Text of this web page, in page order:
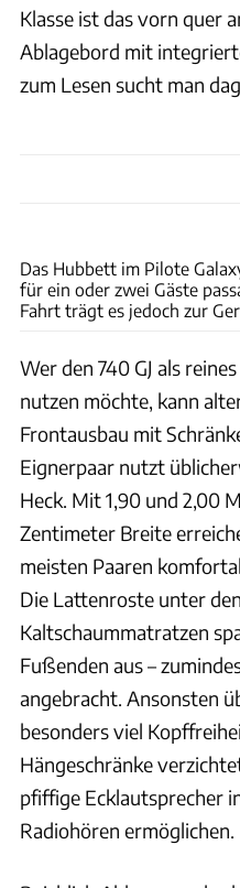
Klasse ist das vorn quer
Ablagebord mit
zum Lesen sucht man
Das Hubbett im Pilote
für ein oder zwei Gäste
Fahrt trägt es jedoch zur
Wer den 740 GJ als
nutzen möchte, kann
Frontausbau mit
Eignerpaar nutzt
Heck. Mit 1,90 und 2,00
Zentimeter Breite
meisten Paaren
Die Lattenroste unter
Kaltschaummatratzen
Fußenden aus –
angebracht. Ansonsten
besonders viel
Hängeschränke
pfiffige Ecklautsprecher
Radiohören ermöglichen.